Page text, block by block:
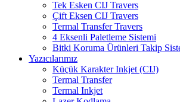
Tek Esken CIJ Travers
Çift Eksen CIJ Travers
Termal Transfer Travers
4 Eksenli Paletleme Sistemi
Bitki Koruma Ürünleri Takip
Yazıcılarımız
Küçük Karakter Inkjet (CIJ)
Termal Transfer
Termal Inkjet